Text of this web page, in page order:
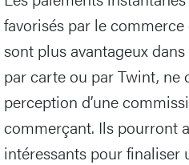
favorisés par le
sont plus avantageux
par carte ou par Twint, ne
perception d’une
commerçant. Ils pourront
intéressants pour finaliser